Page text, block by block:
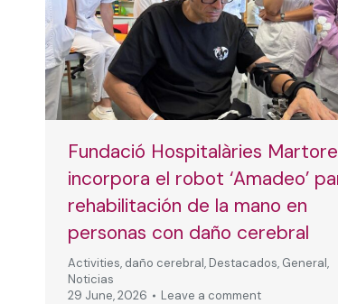
Fundació Hospitalàries
incorpora el robot ‘Amadeo’
rehabilitación de la mano en
personas con daño cerebral
Activities, daño cerebral, Destacados, General,
Noticias
29 June, 2026
Leave a comment